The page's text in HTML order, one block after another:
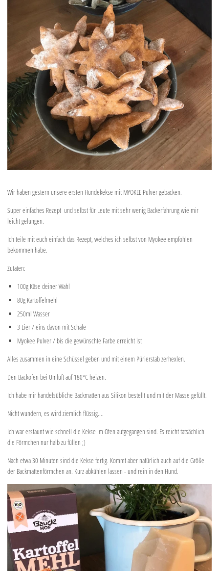
Wir haben gestern unsere ersten Hundekekse mit MYOKEE Pulver gebacken.
Super einfaches Rezept und selbst für Leute mit sehr wenig Backerfahrung wie mir
leicht gelungen.
Ich teile mit euch einfach das Rezept, welches ich selbst von Myokee empfohlen
bekommen habe.
Zutaten:
100g Käse deiner Wahl
80g Kartoffelmehl
250ml Wasser
3 Eier / eins davon mit Schale
Myokee Pulver / bis die gewünschte Farbe erreicht ist
Alles zusammen in eine Schüssel geben und mit einem Pürierstab zerhexlen.
Den Backofen bei Umluft auf 180°C heizen.
Ich habe mir handelsübliche Backmatten aus Silikon bestellt und mit der Masse gefüllt.
Nicht wundern, es wird ziemlich flüssig....
Ich war erstaunt wie schnell die Kekse im Ofen aufgegangen sind. Es reicht tatsächlich
die Förmchen nur halb zu füllen ;)
Nach etwa 30 Minuten sind die Kekse fertig. Kommt aber natürlich auch auf die Größe
der Backmattenförmchen an. Kurz abkühlen lassen - und rein in den Hund.